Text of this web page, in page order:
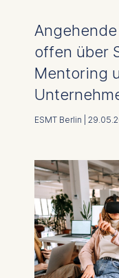
offen über
Mentoring
ESMT Berlin |